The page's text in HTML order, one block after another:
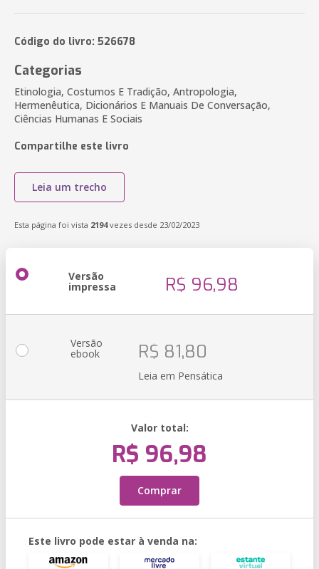
Código do livro: 526678
Categorias
Etinologia, Costumos E Tradição, Antropologia,
Hermenêutica, Dicionários E Manuais De Conversação,
Ciências Humanas E Sociais
Compartilhe este livro
Leia um trecho
Esta página foi vista 2194vezes desde 23/02/2023
Versão
impressa R$ 96,98
Versão
ebook R$ 81,80
Leia em Pensática
Valor total:
R$ 96,98
Comprar
Este livro pode estar à venda na: